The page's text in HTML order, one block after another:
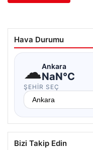
Hava Durumu
☁Ankara
NaN°C
ŞEHIR SEÇ
Bizi Takip Edin